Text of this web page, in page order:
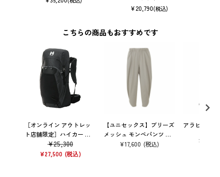
¥20,790(税込)
こちらの商品もおすすめです
［オンライン アウトレッ
ト店舗限定］ハイカー エ
¥25,300
¥27,500
【ユニセックス】ブリーズ
メッシュ モンペパンツ パ
ンツ ズボン トレッキング
¥17,600
アラビス 30
¥